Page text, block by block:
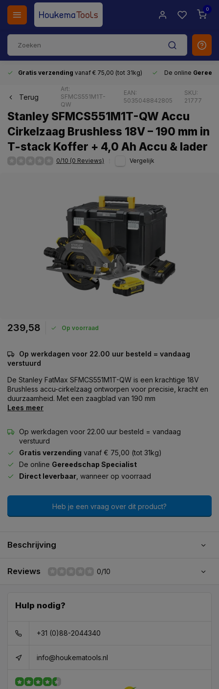
0
Gratis verzending vanaf € 75,00 (tot 31kg) De online
Terug
Art:
SFMCS551M1T-
QW
EAN:
5035048842805
SKU:
21777
Stanley SFMCS551M1T-QW Accu
Cirkelzaag Brushless 18V – 190 mm in
T-stack Koffer + 4,0 Ah Accu & lader
0/10 (0 Reviews) Vergelijk
239,58 Op voorraad
Op werkdagen voor 22.00 uur besteld = vandaag
verstuurd
De Stanley FatMax SFMCS551M1T-QW is een krachtige 18V
Brushless accu-cirkelzaag ontworpen voor precisie, kracht en
duurzaamheid. Met een zaagblad van 190 mm
Lees meer
Op werkdagen voor 22.00 uur besteld = vandaag
verstuurd
Gratis verzending vanaf € 75,00 (tot 31kg)
De online Gereedschap Specialist
Direct leverbaar , wanneer op voorraad
Heb je een vraag over dit product?
Beschrijving
Reviews 0/10
Hulp nodig?
+31 (0)88-2044340
info@houkematools.nl